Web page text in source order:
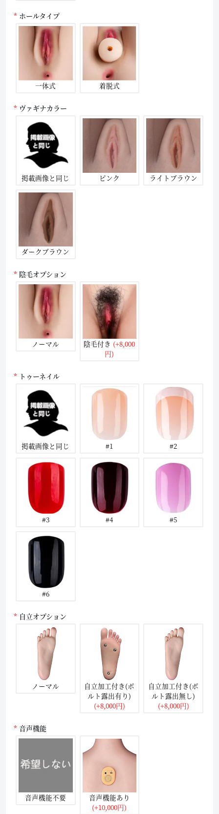
ホールタイプ
一体式 着脱式
ヴァギナカラー
掲載画像と同じ ピンク ライトブラウン
ダークブラウン
陰毛オプション
ノーマル 陰毛付き (+8,000
円)
トゥーネイル
掲載画像と同じ #1 #2
#3 #4 #5
#6
自立オプション
ノーマル
自立加工付き(ボ
ルト露出有り)
(+8,000円)
自立加工付き(ボ
ルト露出無し)
(+8,000円)
音声機能
音声機能不要
音声機能あり
(+10,000円)